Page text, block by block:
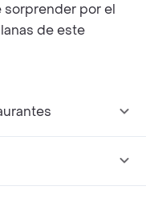
sorprender por el
de este